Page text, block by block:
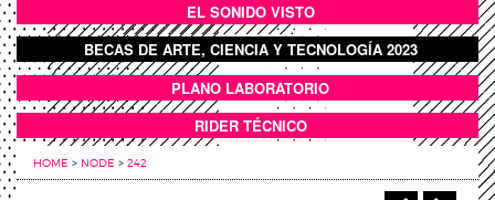
BOTÓN SONIDO VISTO
EL SONIDO VISTO
BOTON DOMO LLENO
BECAS DE ARTE, CIENCIA Y TECNOLOGÍA 2023
ANEXOS
PLANO LABORATORIO
RIDER TÉCNICO
HOME > NODE > 242